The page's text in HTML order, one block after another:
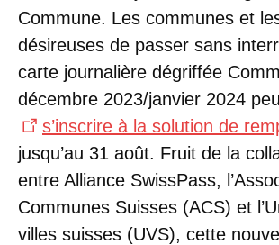
Commune. Les communes et
désireuses de passer sans
carte journalière dégriffée
décembre 2023/janvier 2024
s’inscrire à la solution de
jusqu’au 31 août. Fruit de la
entre Alliance SwissPass,
Communes Suisses (ACS) et
villes suisses (UVS), cette